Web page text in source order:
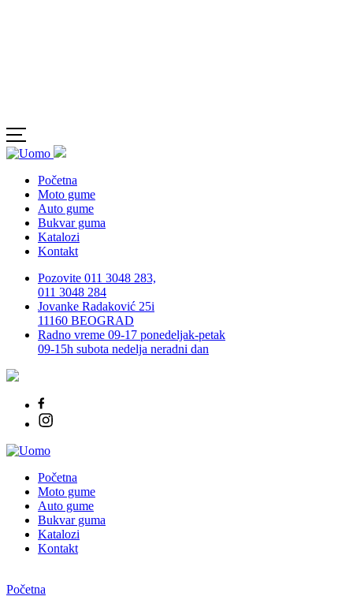
Početna
Moto gume
Auto gume
Bukvar guma
Katalozi
Kontakt
Pozovite 011 3048 283,
011 3048 284
Jovanke Radaković 25i
11160 BEOGRAD
Radno vreme 09-17 ponedeljak-petak
09-15h subota nedelja neradni dan
Početna
Moto gume
Auto gume
Bukvar guma
Katalozi
Kontakt
Početna